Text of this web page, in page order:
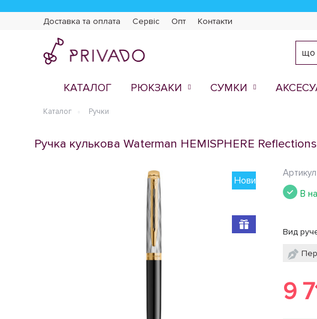
Доставка та оплата Сервіс Опт Контакти
КАТАЛОГ РЮКЗАКИ СУМКИ
Каталог Ручки
Ручка кулькова Waterman HEMISPHERE
Новинка
Артикул
В
Вид
9